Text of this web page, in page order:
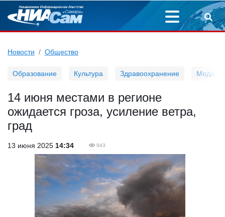
Новости Общество
Образование Культура Здравоохранение Мода
14 июня местами в регионе
ожидается гроза, усиление ветра,
град
13 июня 2025 14:34 943